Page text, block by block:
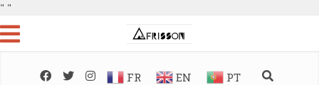
" "
FR EN PT